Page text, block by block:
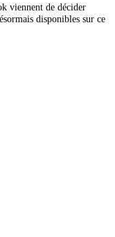
viennent de décider
disponibles sur ce